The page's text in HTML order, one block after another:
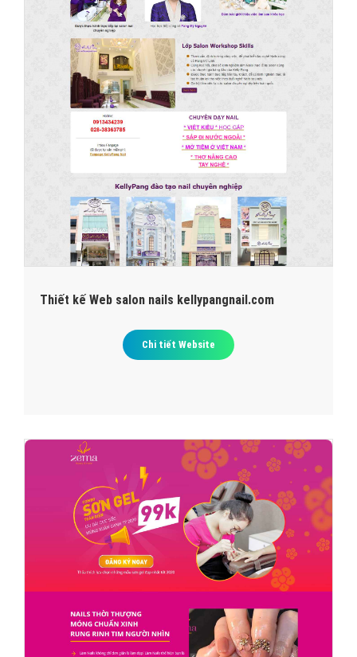
Thiết kế Web salon nails kellypangnail.com
Chi tiết Website